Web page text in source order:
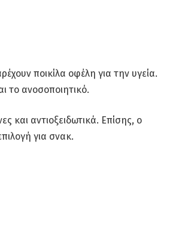
ποικίλα οφέλη για την υγεία.
το ανοσοποιητικό.
και αντιοξειδωτικά. Επίσης, ο
για σνακ.